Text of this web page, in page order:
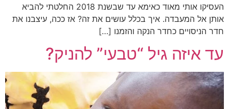
העסיקו אותי מאוד כאימא עד שבשנת 2018 החלטתי להביא
אותן אל המעבדה. איך בכלל עושים את זה? אז ככה, עיצבנו את
חדר הניסויים כחדר הנקה והזמנו […]
עד איזה גיל “טבעי” להניק?